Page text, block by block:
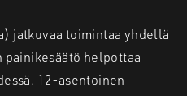
jatkuvaa toimintaa yhdellä
helpottaa
12-asentoinen